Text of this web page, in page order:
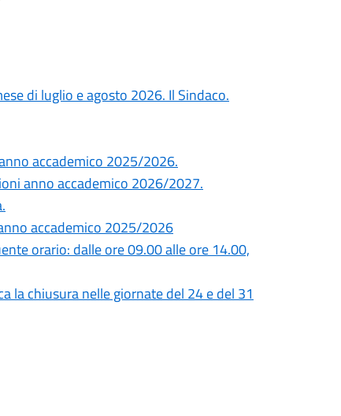
di luglio e agosto 2026. Il Sindaco.
accademico 2025/2026.
anno accademico 2026/2027.
anno accademico 2025/2026
orario: dalle ore 09.00 alle ore 14.00,
la chiusura nelle giornate del 24 e del 31